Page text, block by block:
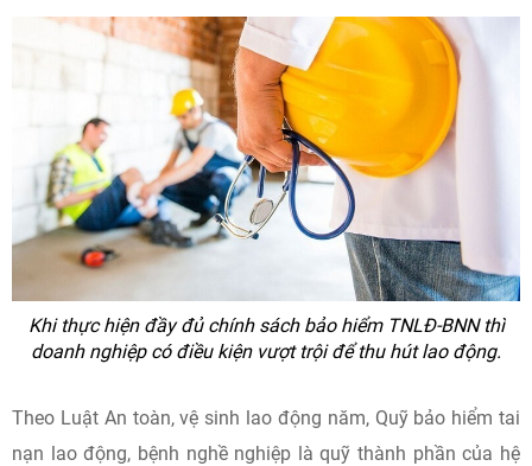
Khi thực hiện đầy đủ chính sách bảo hiểm TNLĐ-BNN thì
doanh nghiệp có điều kiện vượt trội để thu hút lao động.
Theo Luật An toàn, vệ sinh lao động năm, Quỹ bảo hiểm tai
nạn lao động, bệnh nghề nghiệp là quỹ thành phần của hệ